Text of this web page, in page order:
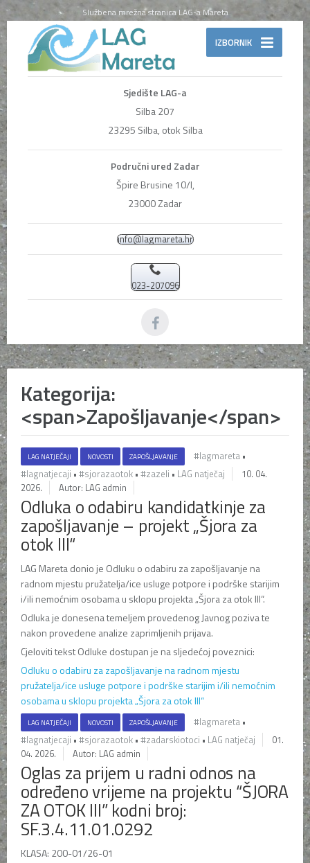
Službena mrežna stranica LAG-a Mareta
IZBORNIK
Sjedište LAG-a
Silba 207
23295 Silba, otok Silba
Područni ured Zadar
Špire Brusine 10/I,
23000 Zadar
info@lagmareta.hr
023-207096
Kategorija:
<span>Zapošljavanje</span>
LAG NATJEČAJI NOVOSTI ZAPOŠLJAVANJE #lagmareta •
#lagnatjecaji • #sjorazaotok • #zazeli • LAG natječaj
10. 04.
2026.
Autor: LAG admin
Odluka o odabiru kandidatkinje za
zapošljavanje – projekt „Šjora za
otok III“
LAG Maretadonio je Odluku o odabiru za zapošljavanje na
radnom mjestu pružatelja/ice usluge potpore i podrške starijim
i/ili nemoćnim osobama u sklopu projekta „Šjora za otok III“.
Odluka je donesena temeljem provedenog Javnog poziva te
nakon provedene analize zaprimljenih prijava.
Cjeloviti tekst Odluke dostupan je na sljedećoj poveznici:
Odluku o odabiru za zapošljavanje na radnom mjestu
pružatelja/ice usluge potpore i podrške starijim i/ili nemoćnim
osobama u sklopu projekta „Šjora za otok III“
LAG NATJEČAJI NOVOSTI ZAPOŠLJAVANJE #lagmareta •
#lagnatjecaji • #sjorazaotok • #zadarskiotoci • LAG natječaj
01.
04. 2026.
Autor: LAG admin
Oglas za prijem u radni odnos na
određeno vrijeme na projektu “ŠJORA
ZA OTOK III” kodni broj:
SF.3.4.11.01.0292
KLASA: 200-01/26-01